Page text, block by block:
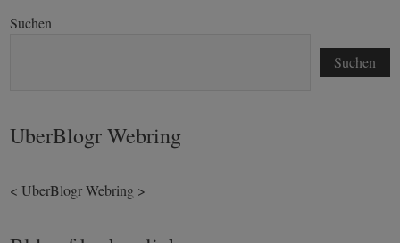
Suchen
Suchen
UberBlogr Webring
< UberBlogr Webring >